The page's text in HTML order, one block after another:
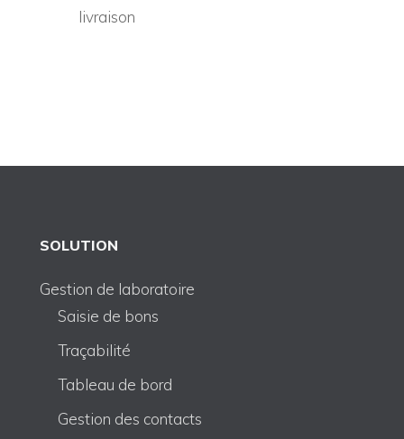
livraison
SOLUTION
Gestion de laboratoire
Saisie de bons
Traçabilité
Tableau de bord
Gestion des contacts